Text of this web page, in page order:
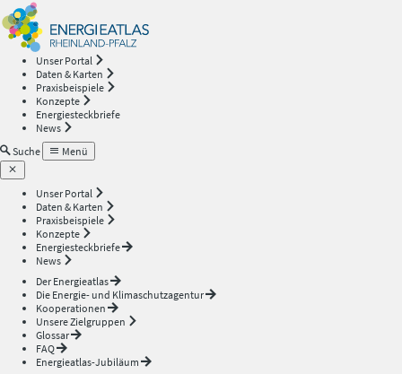
Unser Portal
Daten & Karten
Praxisbeispiele
Konzepte
Energiesteckbriefe
News
Suche
Menü
Unser Portal
Daten & Karten
Praxisbeispiele
Konzepte
Energiesteckbriefe
News
Der Energieatlas
Die Energie- und Klimaschutzagentur
Kooperationen
Unsere Zielgruppen
Glossar
FAQ
Energieatlas-Jubiläum